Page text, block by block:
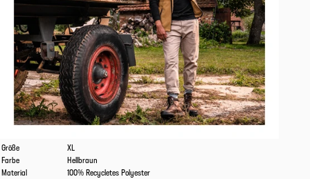
Eigenschaften Werte
Größe
XL
Farbe
Hellbraun
Material
100% Recycletes Polyester